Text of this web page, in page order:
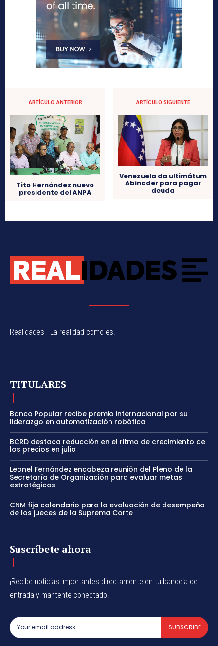
ARTÍCULO ANTERIOR
Tito Hernández nuevo
presidente del ANPA
ARTÍCULO SIGUIENTE
Venezuela da ultimátum
Abinader para pagar
deuda
Realidades - La realidad como es.
TITULARES
Banco Popular recibe premio internacional por su
liderazgo en automatización robótica
BCRD destaca reducción en el ritmo de crecimiento de
los precios en julio
Leonel Fernández encabeza reunión del Pleno de la
Secretaría de Organización para evaluar metas
estratégicas
CNM fija calendario para la evaluación de desempeño
de los jueces de la Suprema Corte
Suscríbete ahora
¡Recibe noticias importantes directamente en tu bandeja de
entrada y mantente conectado!
SUBSCRIBE